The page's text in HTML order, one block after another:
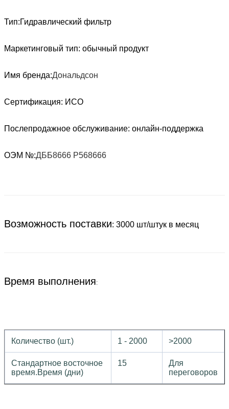
Тип:Гидравлический фильтр
Маркетинговый тип: обычный продукт
Имя бренда:Дональдсон
Сертификация: ИСО
Послепродажное обслуживание: онлайн-поддержка
ОЭМ №:ДББ8666 P568666
Возможность поставки: 3000 шт/штук в месяц
Время выполнения:
Количество (шт.) 1 - 2000 >2000
Стандартное восточное
время.Время (дни)
15
Для
переговоров